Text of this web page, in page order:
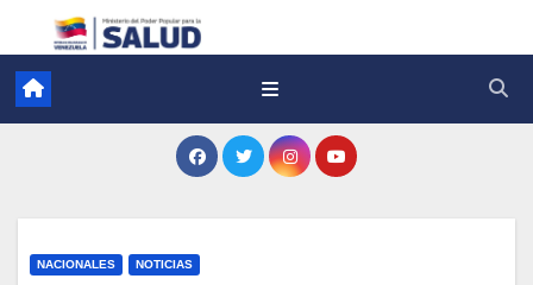
NACIONALES NOTICIAS